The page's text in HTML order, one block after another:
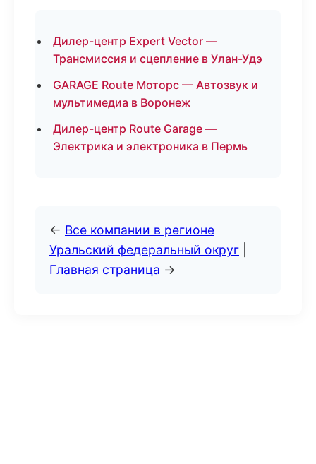
Дилер-центр Expert Vector —
Трансмиссия и сцепление в Улан-Удэ
GARAGE Route Моторс — Автозвук и
мультимедиа в Воронеж
Дилер-центр Route Garage —
Электрика и электроника в Пермь
← Все компании в регионе
Уральский федеральный округ
Главная страница →